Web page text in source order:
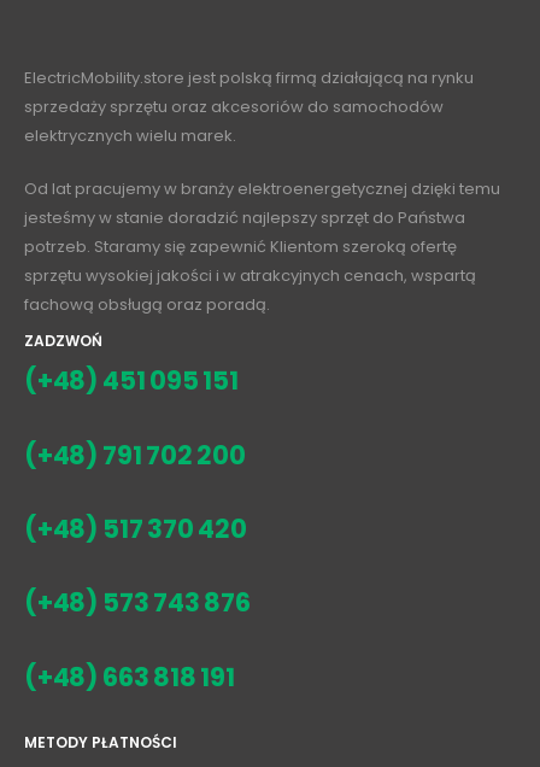
ElectricMobility.store jest polską firmą działającą na rynku
sprzedaży sprzętu oraz akcesoriów do samochodów
elektrycznych wielu marek.
Od lat pracujemy w branży elektroenergetycznej dzięki temu
jesteśmy w stanie doradzić najlepszy sprzęt do Państwa
potrzeb. Staramy się zapewnić Klientom szeroką ofertę
sprzętu wysokiej jakości i w atrakcyjnych cenach, wspartą
fachową obsługą oraz poradą.
ZADZWOŃ
(+48) 451 095 151
(+48) 791 702 200
(+48) 517 370 420
(+48) 573 743 876
(+48) 663 818 191
METODY PŁATNOŚCI